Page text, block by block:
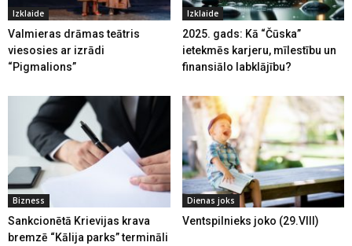
Izklaide
Valmieras drāmas teātris
viesosies ar izrādi
“Pigmalions”
Izklaide
2025. gads: Kā “Čūska”
ietekmēs karjeru, mīlestību un
finansiālo labklājību?
Bizness
Sankcionētā Krievijas krava
bremzē “Kālija parks” termināli
Dienas joks
Ventspilnieks joko (29.VIII)